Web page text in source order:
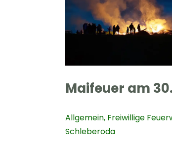
Maifeuer am
Allgemein, Freiwillige
Schleberoda